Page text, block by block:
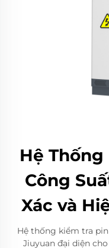
Hệ Thống
Công
Xác và
Hệ thống kiểm tra
Jiuyuan đại diện